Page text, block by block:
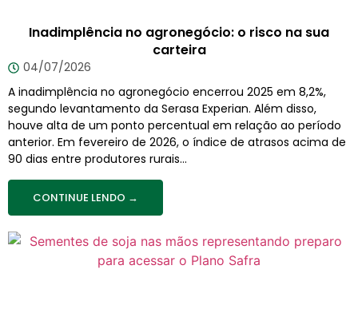
Inadimplência no agronegócio: o risco na sua
carteira
04/07/2026
A inadimplência no agronegócio encerrou 2025 em 8,2%,
segundo levantamento da Serasa Experian. Além disso,
houve alta de um ponto percentual em relação ao período
anterior. Em fevereiro de 2026, o índice de atrasos acima de
90 dias entre produtores rurais...
CONTINUE LENDO →